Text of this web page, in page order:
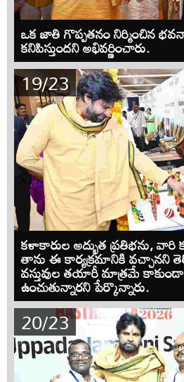
ఒక జాతి గొప్పతనం నిర్మించిన
కనిపిస్తుందని అభివర్ణించారు.
19/23
కళాకారుల అద్భుత ప్రతిభను, వారి
తాను ఈ కార్యక్రమానికి వచ్చానని
వస్తువుల తయారీ మాత్రమే
ఉంచుతున్నారని పేర్కొన్నారు.
20/23